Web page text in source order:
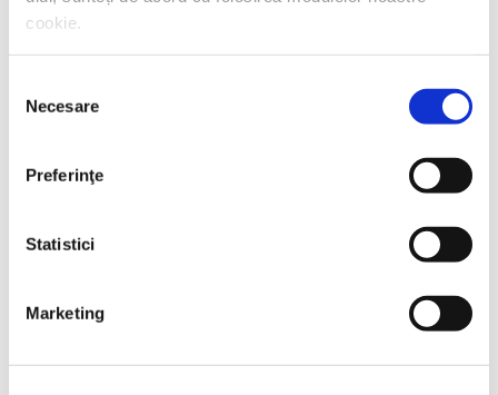
cookie.
consimțământului
Necesare
Preferinţe
Statistici
Marketing
Lumea noastră orwelliană